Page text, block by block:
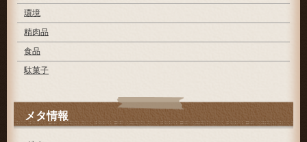
環境
精肉品
食品
駄菓子
メタ情報